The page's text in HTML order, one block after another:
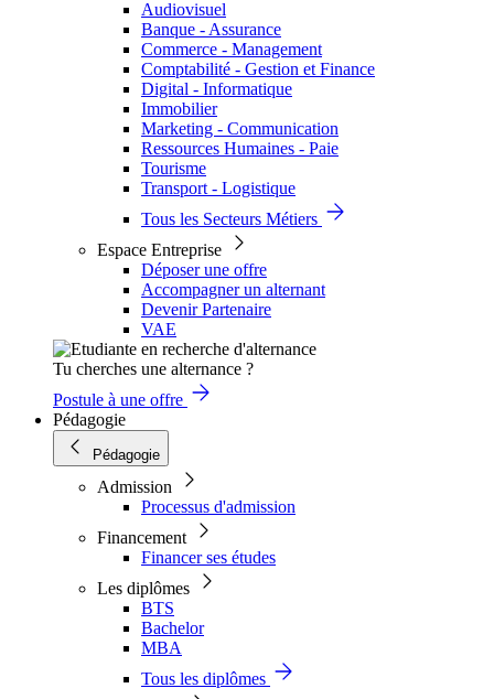
Audiovisuel
Banque - Assurance
Commerce - Management
Comptabilité - Gestion et Finance
Digital - Informatique
Immobilier
Marketing - Communication
Ressources Humaines - Paie
Tourisme
Transport - Logistique
Tous les Secteurs Métiers
Espace Entreprise
Déposer une offre
Accompagner un alternant
Devenir Partenaire
VAE
Tu cherches une alternance ?
Postule à une offre
Pédagogie
Pédagogie
Admission
Processus d'admission
Financement
Financer ses études
Les diplômes
BTS
Bachelor
MBA
Tous les diplômes